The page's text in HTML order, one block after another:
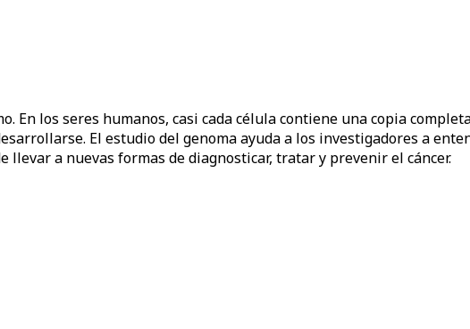
En los seres humanos, casi cada célula contiene una copia
El estudio del genoma ayuda a los investigadores a
a nuevas formas de diagnosticar, tratar y prevenir el cáncer.